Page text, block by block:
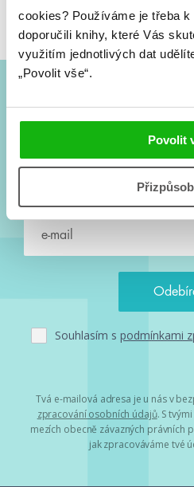
cookies? Používáme je třeba
doporučili knihy, které Vás
využitím jednotlivých dat
„Povolit vše“.
Povolit
(ilustrované
Vše kolem #youngadult
Nové knihy, co se chystá,
Souhlasím s podmínkami
Tvá e-mailová adresa je u nás v
zpracování osobních údajů. S
mezích obecně závazných právních
jak zpracováváme tvé